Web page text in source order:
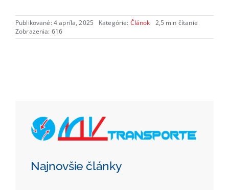
Publikované: 4 apríla, 2025 Kategórie: Článok
2,5 min čítanie
Zobrazenia: 616
Najnovšie články